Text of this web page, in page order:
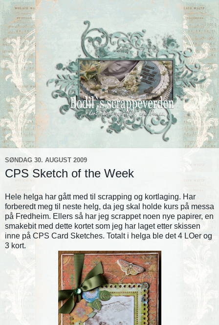
SØNDAG 30. AUGUST 2009
CPS Sketch of the Week
Hele helga har gått med til scrapping og kortlaging. Har
forberedt meg til neste helg, da jeg skal holde kurs på messa
på Fredheim. Ellers så har jeg scrappet noen nye papirer, en
smakebit med dette kortet som jeg har laget etter skissen
inne på CPS Card Sketches. Totalt i helga ble det 4 LOer og
3 kort.